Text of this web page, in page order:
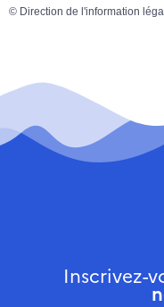
© Direction de l'information
Inscrivez-